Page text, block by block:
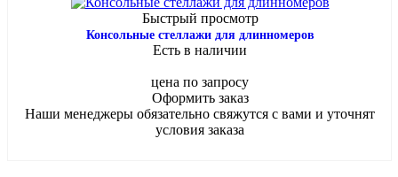
Быстрый просмотр
Консольные стеллажи для длинномеров
Есть в наличии
цена по запросу
Оформить заказ
Наши менеджеры обязательно свяжутся с вами и уточнят
условия заказа